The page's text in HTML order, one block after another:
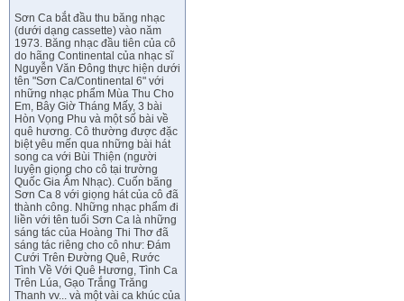
Sơn Ca bắt đầu thu băng nhạc
(dưới dạng cassette) vào năm
1973. Băng nhạc đầu tiên của cô
do hãng Continental của nhạc sĩ
Nguyễn Văn Đông thực hiện dưới
tên "Sơn Ca/Continental 6" với
những nhạc phẩm Mùa Thu Cho
Em, Bây Giờ Tháng Mấy, 3 bài
Hòn Vọng Phu và một số bài về
quê hương. Cô thường được đặc
biệt yêu mến qua những bài hát
song ca với Bùi Thiện (người
luyện giọng cho cô tại trường
Quốc Gia Âm Nhạc). Cuốn băng
Sơn Ca 8 với giọng hát của cô đã
thành công. Những nhạc phẩm đi
liền với tên tuổi Sơn Ca là những
sáng tác của Hoàng Thi Thơ đã
sáng tác riêng cho cô như: Đám
Cưới Trên Đường Quê, Rước
Tình Về Với Quê Hương, Tình Ca
Trên Lúa, Gạo Trắng Trăng
Thanh vv... và một vài ca khúc của